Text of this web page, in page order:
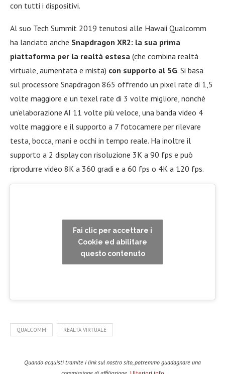
con tutti i dispositivi.
Al suo Tech Summit 2019 tenutosi alle Hawaii Qualcomm
ha lanciato anche Snapdragon XR2: la sua prima
piattaforma per la realtà estesa (che combina realtà
virtuale, aumentata e mista) con supporto al 5G. Si basa
sul processore Snapdragon 865 offrendo un pixel rate di 1,5
volte maggiore e un texel rate di 3 volte migliore, nonchè
un’elaborazione AI 11 volte più veloce, una banda video 4
volte maggiore e il supporto a 7 fotocamere per rilevare
testa, bocca, mani e occhi in tempo reale. Ha inoltre il
supporto a 2 display con risoluzione 3K a 90 fps e può
riprodurre video 8K a 360 gradi e a 60 fps o 4K a 120 fps.
Fai clic per accettare i
Cookie ed abilitare
questo contenuto
QUALCOMM REALTÀ VIRTUALE
Quando acquisti tramite i link sul nostro sito, potremmo guadagnare una